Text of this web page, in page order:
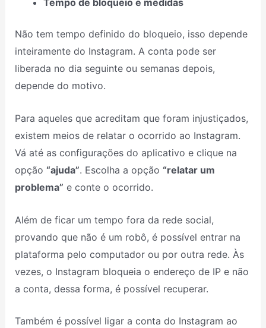
Tempo de bloqueio e medidas
Não tem tempo definido do bloqueio, isso depende
inteiramente do Instagram. A conta pode ser
liberada no dia seguinte ou semanas depois,
depende do motivo.
Para aqueles que acreditam que foram injustiçados,
existem meios de relatar o ocorrido ao Instagram.
Vá até as configurações do aplicativo e clique na
opção “ajuda”. Escolha a opção “relatar um
problema” e conte o ocorrido.
Além de ficar um tempo fora da rede social,
provando que não é um robô, é possível entrar na
plataforma pelo computador ou por outra rede. Às
vezes, o Instagram bloqueia o endereço de IP e não
a conta, dessa forma, é possível recuperar.
Também é possível ligar a conta do Instagram ao